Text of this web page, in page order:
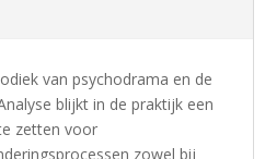
van psychodrama en de
blijkt in de praktijk een
zetten voor
zowel bij